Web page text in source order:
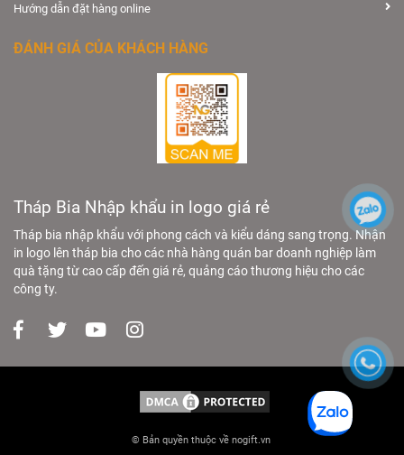
Tháp Bia Nhập khẩu in logo giá rẻ
Tháp bia nhập khẩu với phong cách và kiểu dáng sang trọng. Nhận
in logo lên tháp bia cho các nhà hàng quán bar doanh nghiệp làm
quà tặng từ cao cấp đến giá rẻ, quảng cáo thương hiệu cho các
công ty.
Hướng dẫn đặt hàng online
ĐÁNH GIÁ CỦA KHÁCH HÀNG
© Bản quyền thuộc về nogift.vn